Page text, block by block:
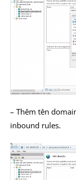
– Thêm tên
inbound rules.